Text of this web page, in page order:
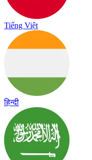
Tiếng Việt
हिन्दी